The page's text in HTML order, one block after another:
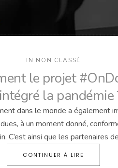
IN NON CLASSÉ
le projet
la pandémie
dans le monde a également
à un moment donné,
C’est ainsi que les partenaires
CONTINUER À LIRE